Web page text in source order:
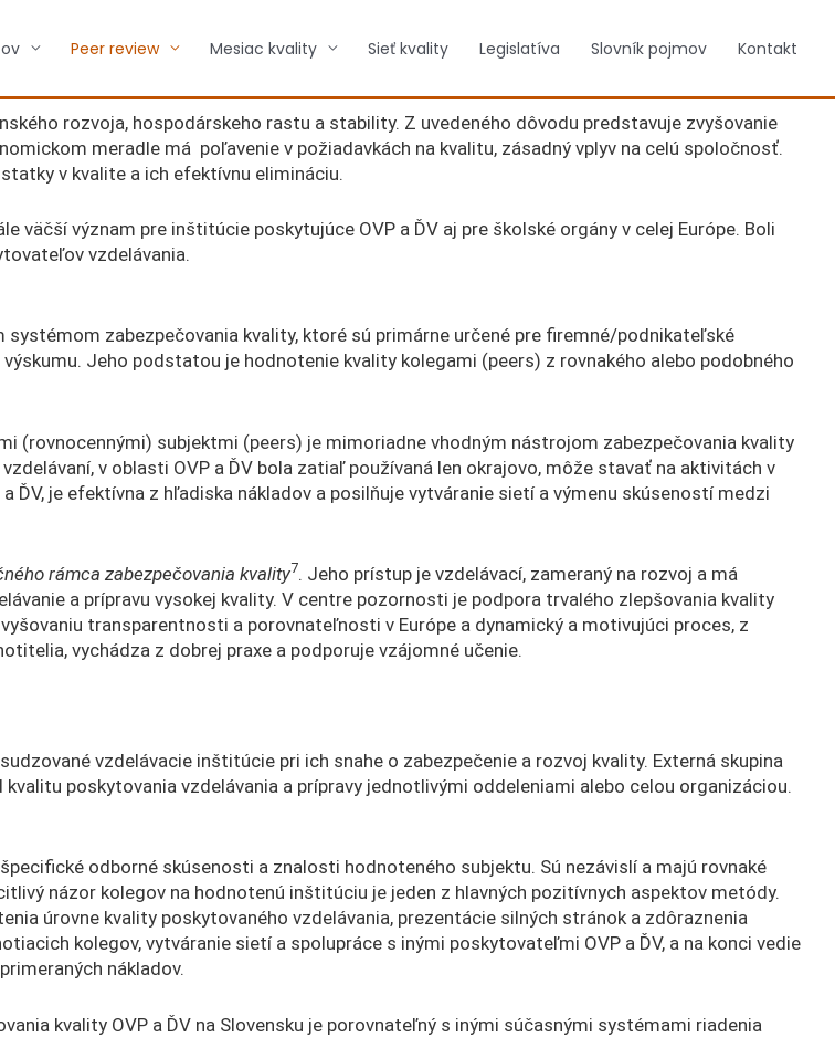
Peer review Mesiac kvality Sieť kvality Legislatíva Slovník pojmov Kontakt
rozvoja, hospodárskeho rastu a stability. Z uvedeného dôvodu predstavuje zvyšovanie
meradle má poľavenie v požiadavkách na kvalitu, zásadný vplyv na celú spoločnosť.
v kvalite a ich efektívnu elimináciu.
väčší význam pre inštitúcie poskytujúce OVP a ĎV aj pre školské orgány v celej Európe. Boli
vzdelávania.
zabezpečovania kvality, ktoré sú primárne určené pre firemné/podnikateľské
Jeho podstatou je hodnotenie kvality kolegami (peers) z rovnakého alebo podobného
(rovnocennými) subjektmi (peers) je mimoriadne vhodným nástrojom zabezpečovania kvality
v oblasti OVP a ĎV bola zatiaľ používaná len okrajovo, môže stavať na aktivitách v
je efektívna z hľadiska nákladov a posilňuje vytváranie sietí a výmenu skúseností medzi
rámca zabezpečovania kvality7. Jeho prístup je vzdelávací, zameraný na rozvoj a má
a prípravu vysokej kvality. V centre pozornosti je podpora trvalého zlepšovania kvality
transparentnosti a porovnateľnosti v Európe a dynamický a motivujúci proces, z
vychádza z dobrej praxe a podporuje vzájomné učenie.
vzdelávacie inštitúcie pri ich snahe o zabezpečenie a rozvoj kvality. Externá skupina
poskytovania vzdelávania a prípravy jednotlivými oddeleniami alebo celou organizáciou.
odborné skúsenosti a znalosti hodnoteného subjektu. Sú nezávislí a majú rovnaké
názor kolegov na hodnotenú inštitúciu je jeden z hlavných pozitívnych aspektov metódy.
úrovne kvality poskytovaného vzdelávania, prezentácie silných stránok a zdôraznenia
kolegov, vytváranie sietí a spolupráce s inými poskytovateľmi OVP a ĎV, a na konci vedie
nákladov.
kvality OVP a ĎV na Slovensku je porovnateľný s inými súčasnými systémami riadenia